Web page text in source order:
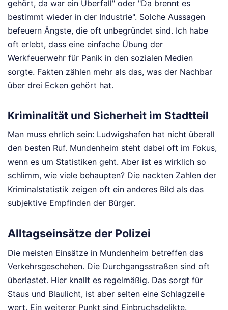
gehört, da war ein Überfall" oder "Da brennt es
bestimmt wieder in der Industrie". Solche Aussagen
befeuern Ängste, die oft unbegründet sind. Ich habe
oft erlebt, dass eine einfache Übung der
Werkfeuerwehr für Panik in den sozialen Medien
sorgte. Fakten zählen mehr als das, was der Nachbar
über drei Ecken gehört hat.
Kriminalität und Sicherheit im Stadtteil
Man muss ehrlich sein: Ludwigshafen hat nicht überall
den besten Ruf. Mundenheim steht dabei oft im Fokus,
wenn es um Statistiken geht. Aber ist es wirklich so
schlimm, wie viele behaupten? Die nackten Zahlen der
Kriminalstatistik zeigen oft ein anderes Bild als das
subjektive Empfinden der Bürger.
Alltagseinsätze der Polizei
Die meisten Einsätze in Mundenheim betreffen das
Verkehrsgeschehen. Die Durchgangsstraßen sind oft
überlastet. Hier knallt es regelmäßig. Das sorgt für
Staus und Blaulicht, ist aber selten eine Schlagzeile
wert. Ein weiterer Punkt sind Einbruchsdelikte.